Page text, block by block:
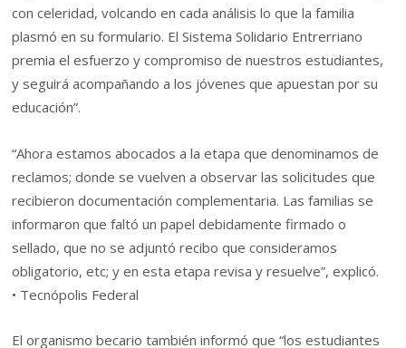
con celeridad, volcando en cada análisis lo que la familia
plasmó en su formulario. El Sistema Solidario Entrerriano
premia el esfuerzo y compromiso de nuestros estudiantes,
y seguirá acompañando a los jóvenes que apuestan por su
educación”.
“Ahora estamos abocados a la etapa que denominamos de
reclamos; donde se vuelven a observar las solicitudes que
recibieron documentación complementaria. Las familias se
informaron que faltó un papel debidamente firmado o
sellado, que no se adjuntó recibo que consideramos
obligatorio, etc; y en esta etapa revisa y resuelve”, explicó.
• Tecnópolis Federal
El organismo becario también informó que “los estudiantes